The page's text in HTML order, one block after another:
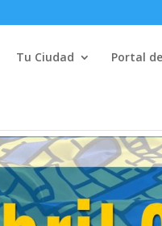
Tu Ciudad Portal